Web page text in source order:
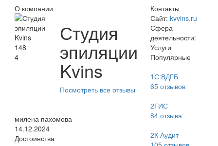
О компании
148
4
Студия
эпиляции
Kvins
Посмотреть все отзывы
милена пахомова
14.12.2024
Достоинства
Контакты
Сайт: kvvins.ru
Сфера
деятельности:
Услуги
Популярные
1С:ВДГБ
65отзывов
2ГИС
84отзыва
2К Аудит